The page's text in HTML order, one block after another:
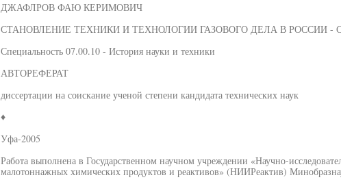
ДЖАФЛРОВ ФАЮ КЕРИМОВИЧ
СТАНОВЛЕНИЕ ТЕХНИКИ И ТЕХНОЛОГИИ ГАЗОВОГО ДЕЛА В РОССИИ -
Специальность 07.00.10 - История науки и техники
АВТОРЕФЕРАТ
диссертации на соискание ученой степени кандидата технических наук
♦
Уфа-2005
Работа выполнена в Государственном научном учреждении «Научно-
малотоннажных химических продуктов и реактивов» (НИИРеактив)